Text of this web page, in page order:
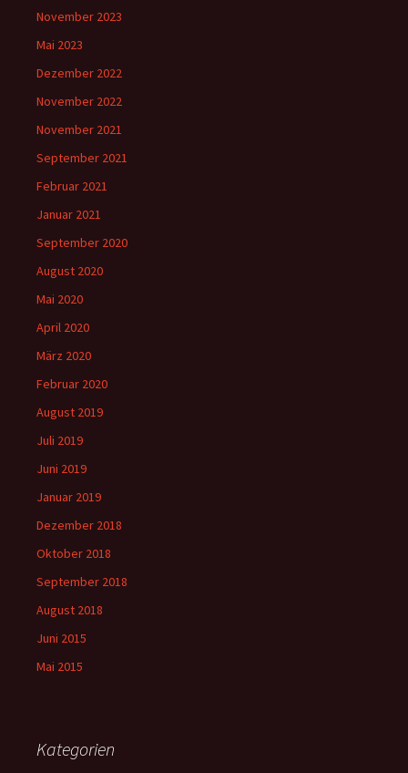
November 2023
Mai 2023
Dezember 2022
November 2022
November 2021
September 2021
Februar 2021
Januar 2021
September 2020
August 2020
Mai 2020
April 2020
März 2020
Februar 2020
August 2019
Juli 2019
Juni 2019
Januar 2019
Dezember 2018
Oktober 2018
September 2018
August 2018
Juni 2015
Mai 2015
Kategorien